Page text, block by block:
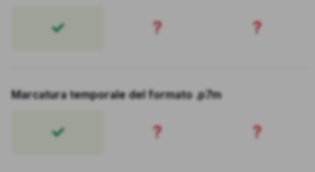
? ?
Marcatura temporale del formato .p7m
? ?